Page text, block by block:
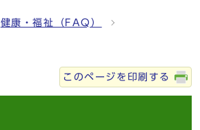
健康・福祉（FAQ）
このページを印刷する